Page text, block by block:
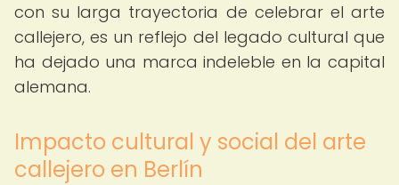
con su larga trayectoria de celebrar el arte
callejero, es un reflejo del legado cultural que
ha dejado una marca indeleble en la capital
alemana.
Impacto cultural y social del arte
callejero en Berlín